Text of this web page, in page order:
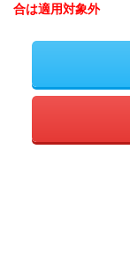
合は適用対象外